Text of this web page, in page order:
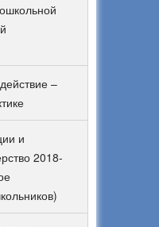
–
и
2018-